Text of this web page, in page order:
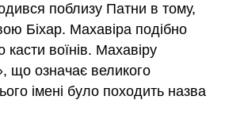
поблизу Патни в тому,
Біхар. Махавіра подібно
воїнів. Махавіру
що означає великого
імені було походить назва